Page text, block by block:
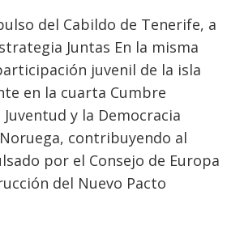
del Cabildo de Tenerife, a
Juntas En la misma
juvenil de la isla
en la cuarta Cumbre
y la Democracia
contribuyendo al
por el Consejo de Europa
del Nuevo Pacto